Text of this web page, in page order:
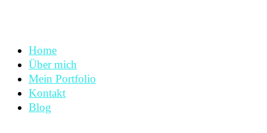
Home
Über mich
Mein Portfolio
Kontakt
Blog